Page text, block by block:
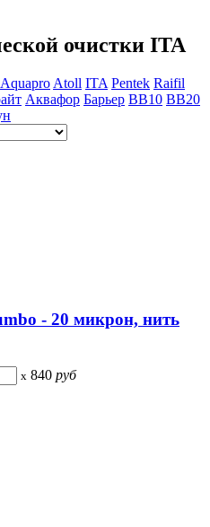
очистки ITA
Aquapro Atoll ITA Pentek Raifil
Аквафор Барьер ВВ10 ВВ20
- 20 микрон, нить
x 840 руб